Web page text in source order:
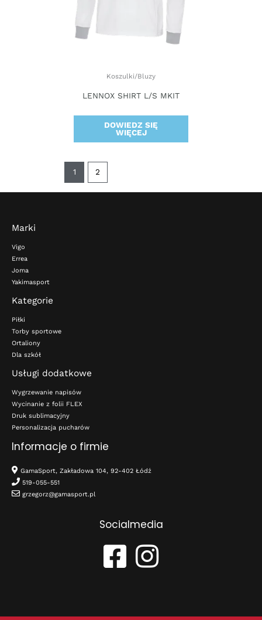
Koszulki/Bluzy
LENNOX SHIRT L/S MKIT
DOWIEDZ SIĘ
WIĘCEJ
1 2
Marki
Vigo
Errea
Joma
Yakimasport
Kategorie
Piłki
Torby sportowe
Ortaliony
Dla szkół
Usługi dodatkowe
Wygrzewanie napisów
Wycinanie z folii FLEX
Druk sublimacyjny
Personalizacja pucharów
Informacje o firmie
GamaSport, Zakładowa 104, 92-402 Łódź
519-055-551
grzegorz@gamasport.pl
Socialmedia